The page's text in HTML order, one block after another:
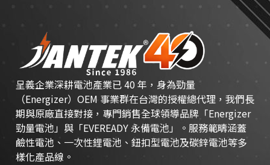
呈義企業深耕電池產業已 40 年，身為勁量
（Energizer）OEM 事業群在台灣的授權總代理，我們長
期與原廠直接對接，專門銷售全球領導品牌「Energizer
勁量電池」與「EVEREADY 永備電池」。服務範疇涵蓋
鹼性電池、一次性鋰電池、鈕扣型電池及碳鋅電池等多
樣化產品線。